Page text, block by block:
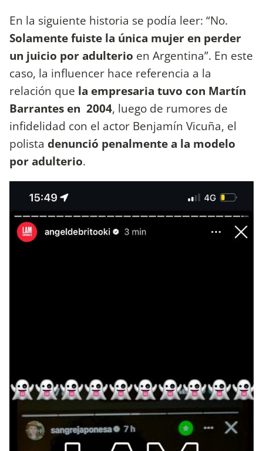
En la siguiente historia se podía leer: “No.
Solamente fuiste la única mujer en perder
un juicio por adulterio en Argentina”. En este
caso, la influencer hace referencia a la
relación que la empresaria tuvo con Martín
Barrantes en 2004, luego de rumores de
infidelidad con el actor Benjamín Vicuña, el
polista denunció penalmente a la modelo
por adulterio.